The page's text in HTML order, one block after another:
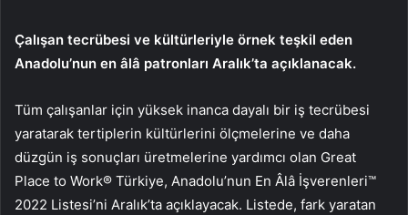
Çalışan tecrübesi ve kültürleriyle örnek teşkil eden
Anadolu’nun en âlâ patronları Aralık’ta açıklanacak.
Tüm çalışanlar için yüksek inanca dayalı bir iş tecrübesi
yaratarak tertiplerin kültürlerini ölçmelerine ve daha
düzgün iş sonuçları üretmelerine yardımcı olan Great
Place to Work® Türkiye, Anadolu’nun En Âlâ İşverenleri™
2022 Listesi’ni Aralık’ta açıklayacak. Listede, fark yaratan